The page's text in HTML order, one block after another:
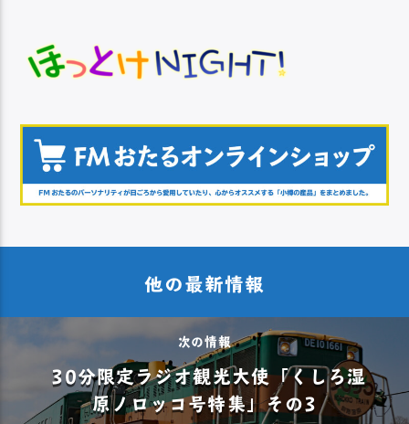
他の最新情報
次の情報
30分限定ラジオ観光大使「くしろ湿
原ノロッコ号特集」その3